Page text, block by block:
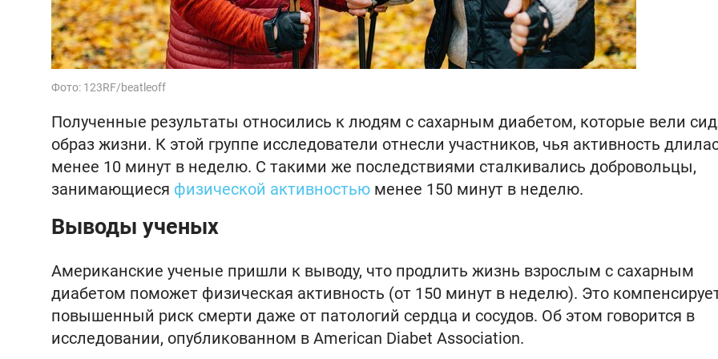
Фото: 123RF/beatleoff
Полученные результаты относились к людям с сахарным диабетом, которые вели
образ жизни. К этой группе исследователи отнесли участников, чья активность
менее 10 минут в неделю. С такими же последствиями сталкивались добровольцы,
занимающиеся физической активностью менее 150 минут в неделю.
Выводы ученых
Американские ученые пришли к выводу, что продлить жизнь взрослым с сахарным
диабетом поможет физическая активность (от 150 минут в неделю). Это
повышенный риск смерти даже от патологий сердца и сосудов. Об этом говорится в
исследовании, опубликованном в American Diabet Association.